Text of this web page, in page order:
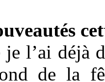
l’ai déjà
de la